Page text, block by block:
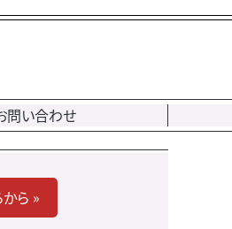
問い合わせ
ら »